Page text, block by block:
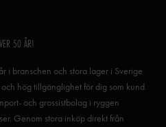
50 ÅR!
i branschen och stora lager i Sverige
hög tillgänglighet för dig som kund.
och grossistbolag i ryggen
Genom stora inköp direkt från